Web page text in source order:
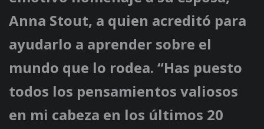
Anna Stout, a quien acreditó para
ayudarlo a aprender sobre el
mundo que lo rodea. “Has puesto
todos los pensamientos valiosos
en mi cabeza en los últimos 20